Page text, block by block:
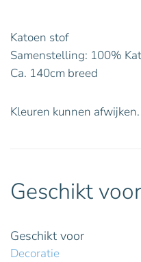
Katoen stof
Samenstelling: 100%
Ca. 140cm breed
Kleuren kunnen afwijken.
Geschikt voor
Geschikt voor
Decoratie